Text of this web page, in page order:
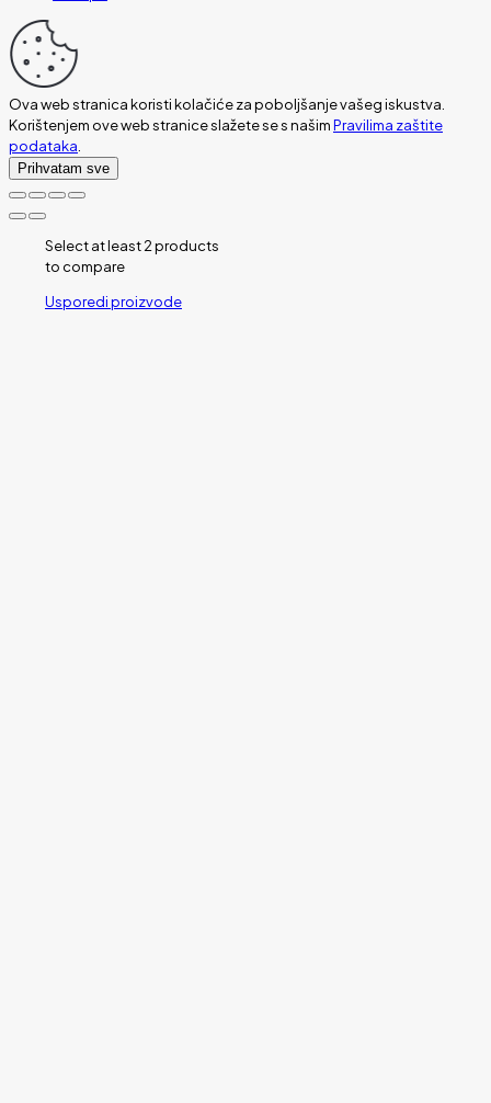
Ova web stranica koristi kolačiće za poboljšanje vašeg iskustva.
Korištenjem ove web stranice slažete se s našimPravilima zaštite
podataka.
Prihvatam sve
Select at least 2 products
to compare
Usporedi proizvode